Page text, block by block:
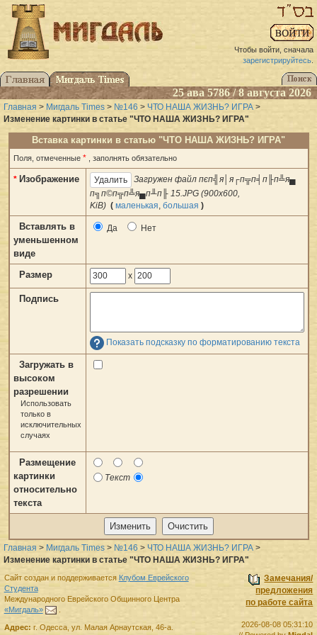
Чтобы войти, сначала
зарегистрируйтесь.
25 ава 5786 / 8 августа 2026
Главная > Мигдаль Times > №146 > ЧТО НАША ЖИЗНЬ? ИГРА >
Изменение картинки в статье "ЧТО НАША ЖИЗНЬ? ИГРА"
Вставка картинки в статью "ЧТО НАША ЖИЗНЬ? ИГРА"
Поля, отмеченные * , заполнять обязательно
* Изображение
Загружен файл пєп╣я│я┌п╦п╡п╟п╩я▄
п╗п©п╦п╩я▄п╨п╟ 15.JPG (900x600,
KiB) ( маленькая большая )
Вставлять в
уменьшенном
виде
Да Нет
Размер x
Подпись
Показать подсказку по форматированию текста
Загружать в
высоком
разрешении
Использовать
только в
исключительных
случаях
Размещение
картинки
относительно
текста
Текст
Главная > Мигдаль Times > №146 > ЧТО НАША ЖИЗНЬ? ИГРА >
Изменение картинки в статье "ЧТО НАША ЖИЗНЬ? ИГРА"
Замечания/
предложения
по работе сайта
2026-08-08 05:31:10
Сайт создан и поддерживается Клубом Еврейского
Студента
Международного Еврейского Общинного Центра
«Мигдаль»
Адрес: г. Одесса, ул. Малая Арнаутская, 46-а.